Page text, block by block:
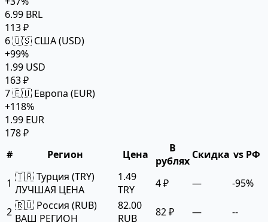
6.99 BRL
113 ₽
6🇺🇸 США (USD)
+99%
1.99 USD
163 ₽
7🇪🇺 Европа (EUR)
+118%
1.99 EUR
178 ₽
#
Регион Цена
В
рублях Скидка vs РФ
1 🇹🇷 Турция (TRY)
ЛУЧШАЯ ЦЕНА
1.49
TRY
4 ₽ — -95%
2 🇷🇺 Россия (RUB)
ВАШ РЕГИОН
82.00
RUB
82 ₽ — --